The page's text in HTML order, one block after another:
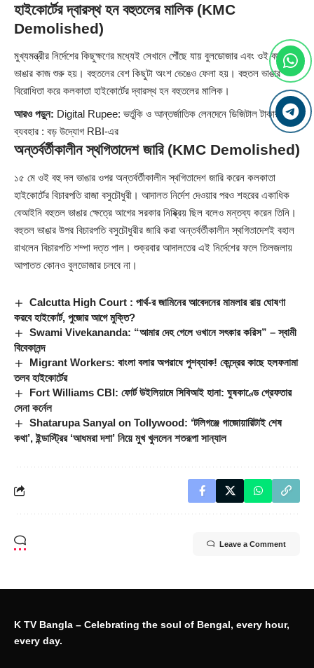
হাইকোর্টের দ্বারস্থ হন বহুতলের মালিক (KMC
Demolished)
মুখ্যমন্ত্রীর নির্দেশের কিছুক্ষণের মধ্যেই সেখানে পৌঁছে যায় বুলডোজার এবং ওই বহুতলটি
ভাঙার কাজ শুরু হয়। বহুতলের বেশ কিছুটা অংশ ভেঙেও ফেলা হয়। বহুতল ভাঙার
বিরোধিতা করে কলকাতা হাইকোর্টের দ্বারস্থ হন বহুতলের মালিক।
আরও পড়ুন: Digital Rupee: ভর্তুকি ও আন্তর্জাতিক লেনদেনে ডিজিটাল টাকার
ব্যবহার : বড় উদ্যোগ RBI-এর
অন্তর্বর্তীকালীন স্থগিতাদেশ জারি (KMC Demolished)
১৫ মে ওই বহু দল ভাঙার ওপর অন্তর্বর্তীকালীন স্থগিতাদেশ জারি করেন কলকাতা
হাইকোর্টের বিচারপতি রাজা বসুচৌধুরী। আদালত নির্দেশ দেওয়ার পরও শহরের একাধিক
বেআইনি বহুতল ভাঙার ক্ষেত্রে আগের সরকার নিষ্ক্রিয় ছিল বলেও মন্তব্য করেন তিনি।
বহুতল ভাঙার উপর বিচারপতি বসুচৌধুরীর জারি করা অন্তর্বর্তীকালীন স্থগিতাদেশই বহাল
রাখলেন বিচারপতি শম্পা দত্ত পাল। শুক্রবার আদালতের এই নির্দেশের ফলে তিলজলায়
আপাতত কোনও বুলডোজার চলবে না।
Calcutta High Court : পার্থ-র জামিনের আবেদনের মামলার রায় ঘোষণা
করবে হাইকোর্ট, পুজোর আগে মুক্তি?
Swami Vivekananda: “আমার দেহ গেলে ওখানে সৎকার করিস” – স্বামী
বিবেকানন্দ
Migrant Workers: বাংলা বলার অপরাধে পুশব্যাক! কেন্দ্রের কাছে হলফনামা
তলব হাইকোর্টের
Fort Williams CBI: ফোর্ট উইলিয়ামে সিবিআই হানা: ঘুষকাণ্ডে গ্রেফতার
সেনা কর্নেল
Shatarupa Sanyal on Tollywood: ‘টলিগঞ্জে গাজোয়ারিটাই শেষ
কথা’, ইন্ডাস্ট্রির ‘আধমরা দশা’ নিয়ে মুখ খুললেন শতরূপা সান্যাল
Leave a Comment
K TV Bangla – Celebrating the soul of Bengal, every hour,
every day.